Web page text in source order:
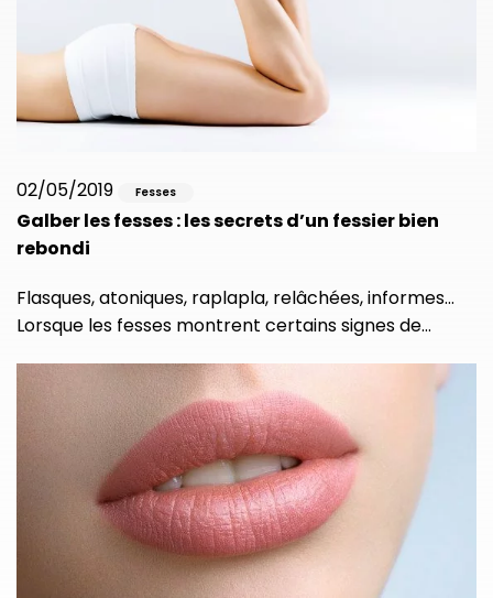
02/05/2019 Fesses
Galber les fesses : les secrets d’un fessier bien
rebondi
Flasques, atoniques, raplapla, relâchées, informes…
Lorsque les fesses montrent certains signes de…